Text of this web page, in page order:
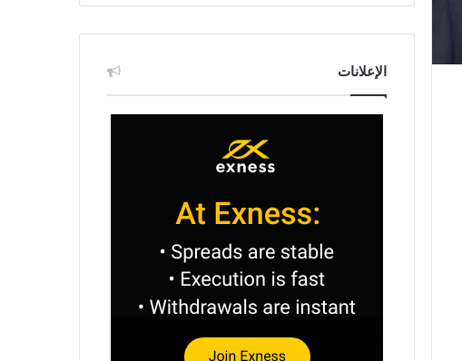
الإعلانات